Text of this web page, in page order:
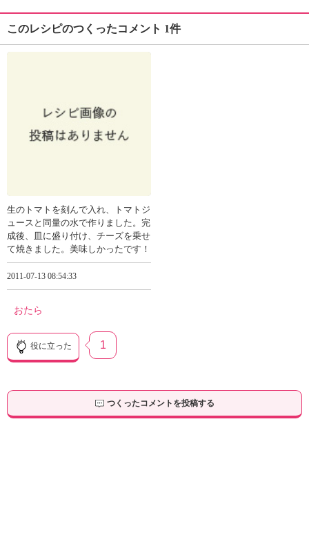
このレシピのつくったコメント 1件
生のトマトを刻んで入れ、トマトジ
ュースと同量の水で作りました。完
成後、皿に盛り付け、チーズを乗せ
て焼きました。美味しかったです！
2011-07-13 08:54:33
おたら
役に立った 1
つくったコメントを投稿する